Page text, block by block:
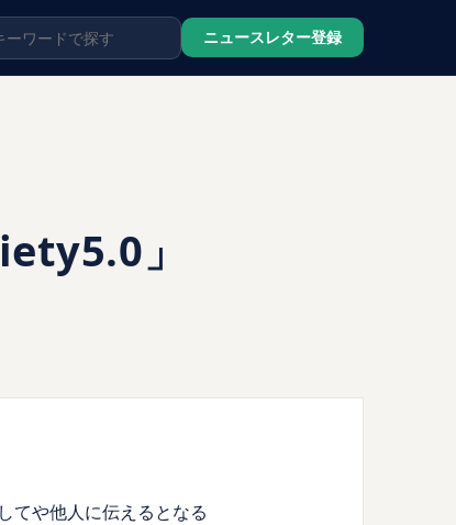
ニュースレター登録
」
てや他人に伝えるとなる